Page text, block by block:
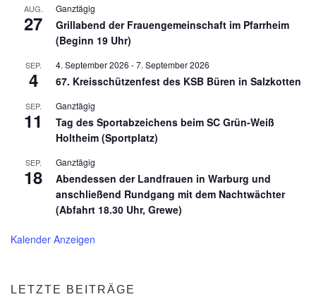
AUG.
27
Ganztägig
Grillabend der Frauengemeinschaft im Pfarrheim
(Beginn 19 Uhr)
SEP.
4
4. September 2026 -7. September 2026
67. Kreisschützenfest des KSB Büren in Salzkotten
SEP.
11
Ganztägig
Tag des Sportabzeichens beim SC Grün-Weiß
Holtheim (Sportplatz)
SEP.
18
Ganztägig
Abendessen der Landfrauen in Warburg und
anschließend Rundgang mit dem Nachtwächter
(Abfahrt 18.30 Uhr, Grewe)
Kalender Anzeigen
LETZTE BEITRÄGE